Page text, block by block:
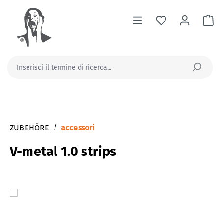
principale
Il
ZUBEHÖRE / accessori
V-metal 1.0 strips